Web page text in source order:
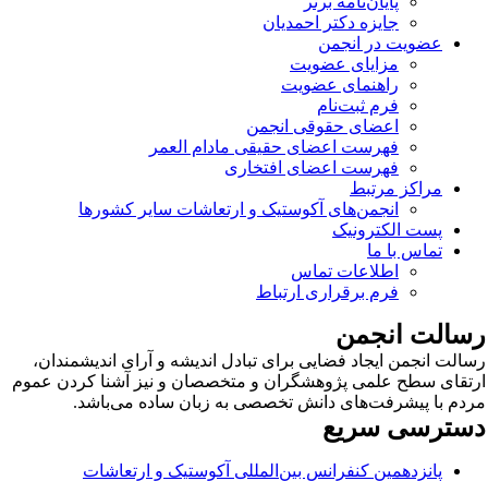
جایزه دکتر احمدیان
عضویت در انجمن
مزایای عضویت
راهنمای عضویت
فرم ثبت‌نام
اعضای حقوقی انجمن
فهرست اعضای حقیقی مادام‌ العمر
فهرست اعضای افتخاری
مراکز مرتبط
انجمن‌های آکوستیک و ارتعاشات سایر کشورها
پست الکترونیک
تماس با ما
اطلاعات تماس
فرم برقراری ارتباط
انجمن
انجمن ایجاد فضایی برای تبادل اندیشه و آرای اندیشمندان،
سطح علمی پژوهشگران و متخصصان و نیز آشنا کردن عموم
با پیشرفت‌های دانش تخصصی به زبان ساده می‌باشد.
سریع
پانزدهمین کنفرانس بین‌المللی آکوستیک و ارتعاشات